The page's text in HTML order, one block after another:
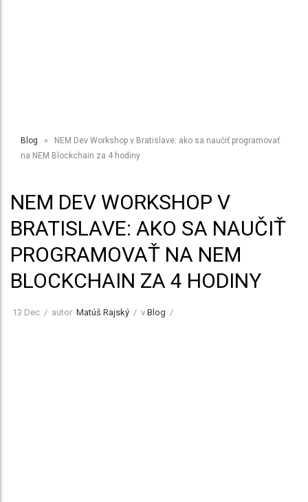
Blog » NEM Dev Workshop v Bratislave: ako sa naučiť programovať
na NEM Blockchain za 4 hodiny
NEM DEV WORKSHOP V
BRATISLAVE: AKO SA NAUČIŤ
PROGRAMOVAŤ NA NEM
BLOCKCHAIN ZA 4 HODINY
13 Dec / autor Matúš Rajský / v Blog /